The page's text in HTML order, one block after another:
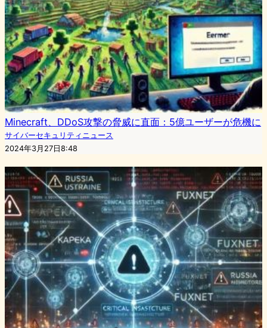
Minecraft、DDoS攻撃の脅威に直面：5億ユーザーが危機に
サイバーセキュリティニュース
2024年3月27日8:48